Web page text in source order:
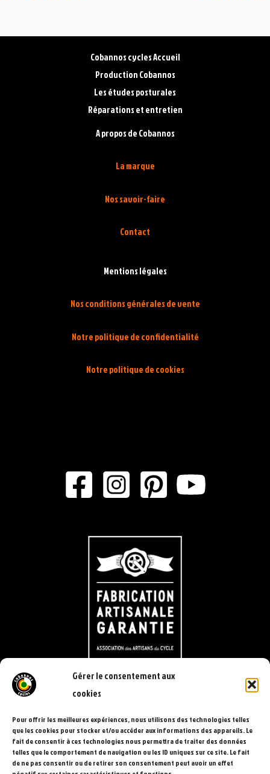
Gérer le consentement aux
cookies
Pour offrir les meilleures expériences, nous utilisons des technologies telles
que les cookies pour stocker et/ou accéder aux informations des appareils. Le
fait de consentir à ces technologies nous permettra de traiter des données
telles que le comportement de navigation ou les ID uniques sur ce site. Le fait
de ne pas consentir ou de retirer son consentement peut avoir un effet
Cobannos cycles Accueil
Production Cobannos
Les études posturales
Réparations et entretien
A propos de Cobannos
La marque
Nos savoir-faire
Contact
Mentions légales
Nos conditions générales de vente
Notre politique de confidentialité
Notre politique de cookies